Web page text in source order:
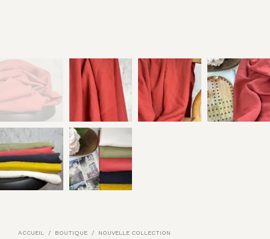
ACCUEIL / BOUTIQUE / NOUVELLE COLLECTION